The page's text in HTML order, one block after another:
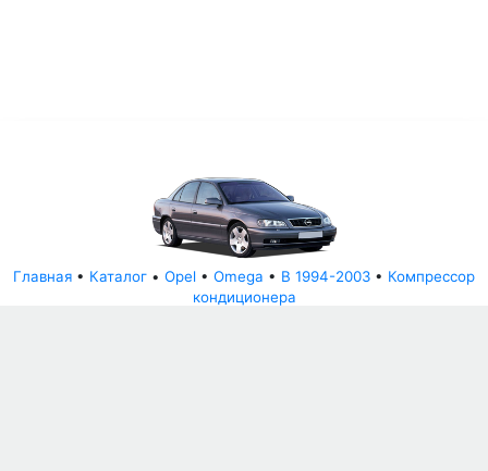
Главная • Каталог • Opel • Omega • B 1994-2003 • Компрессор
кондиционера